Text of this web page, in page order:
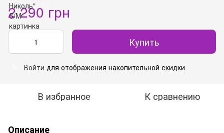
2 290 грн
Купить
Войти для отображения накопительной скидки
В избранное К сравнению
Описание